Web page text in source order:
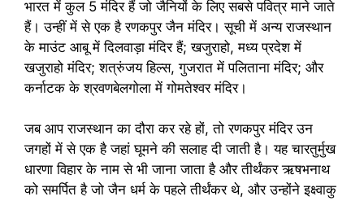
भारत में कुल 5 मंदिर हैं जो जैनियों के लिए सबसे पवित्र माने जाते
हैं। उन्हीं में से एक है रणकपुर जैन मंदिर। सूची में अन्य राजस्थान
के माउंट आबू में दिलवाड़ा मंदिर हैं; खजुराहो, मध्य प्रदेश में
खजुराहो मंदिर; शत्रुंजय हिल्स, गुजरात में पलिताना मंदिर; और
कर्नाटक के श्रवणबेलगोला में गोमतेश्वर मंदिर।
जब आप राजस्थान का दौरा कर रहे हों, तो रणकपुर मंदिर उन
जगहों में से एक है जहां घूमने की सलाह दी जाती है। यह चारतुर्मुख
धारणा विहार के नाम से भी जाना जाता है और तीर्थंकर ऋषभनाथ
को समर्पित है जो जैन धर्म के पहले तीर्थंकर थे, और उन्होंने इक्ष्वाकु